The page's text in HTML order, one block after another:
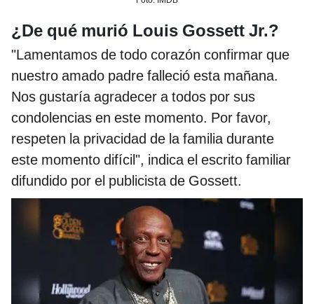
¿De qué murió Louis Gossett Jr.?
"Lamentamos de todo corazón confirmar que
nuestro amado padre falleció esta mañana.
Nos gustaría agradecer a todos por sus
condolencias en este momento. Por favor,
respeten la privacidad de la familia durante
este momento difícil", indica el escrito familiar
difundido por el publicista de Gossett.